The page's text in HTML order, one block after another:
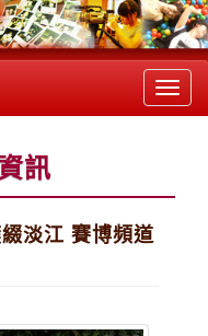
訊
淡江 賽博頻道